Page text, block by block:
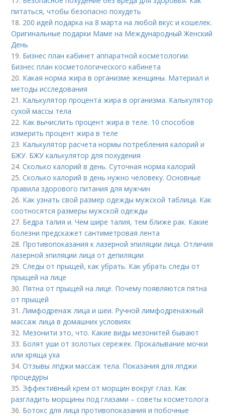
питаться, чтобы безопасно похудеть
18. 200 идей подарка на 8 марта на любой вкус и кошелек.
Оригинальные подарки Маме на Международный Женский
День
19. Бизнес план кабинет аппаратной косметологии.
Бизнес план косметологического кабинета
20. Какая норма жира в организме женщины. Материал и
методы исследования
21. Калькулятор процента жира в организма. Калькулятор
сухой массы тела
22. Как вычислить процент жира в теле. 10 способов
измерить процент жира в теле
23. Калькулятор расчета нормы потребления калорий и
БЖУ. БЖУ калькулятор для похудения
24.Сколько калорий в день. Суточная норма калорий
25.Сколько калорий в день нужно человеку. Основные
правила здорового питания для мужчин
26. Как узнать свой размер одежды мужской таблица. Как
соотносятся размеры мужской одежды
27. Бедра талия и. Чем шире талия, тем ближе рак. Какие
болезни предскажет сантиметровая лента
28. Противопоказания к лазерной эпиляции лица. Отличия
лазерной эпиляции лица от депиляции
29.Следы от прыщей, как убрать. Как убрать следы от
прыщей на лице
30. Пятна от прыщей на лице. Почему появляются пятна
от прыщей
31.Лимфодренаж лица и шеи. Ручной лимфодренажный
массаж лица в домашних условиях
32. Мезонити это, что. Какие виды мезонитей бывают
33. Болят уши от золотых сережек. Прокалывание мочки
или хряща уха
34.Отзывы лпджи массаж тела. Показания для лпджи
процедуры
35. Эффективный крем от морщин вокруг глаз. Как
разгладить морщины под глазами – советы косметолога
36. Ботокс для лица противопоказания и побочные